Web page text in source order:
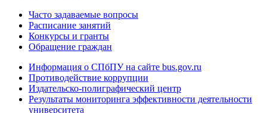
Часто задаваемые вопросы
Расписание занятий
Конкурсы и гранты
Обращение граждан
Информация о СПбПУ на сайте bus.gov.ru
Противодействие коррупции
Издательско-полиграфический центр
Результаты мониторинга эффективности деятельности
университета